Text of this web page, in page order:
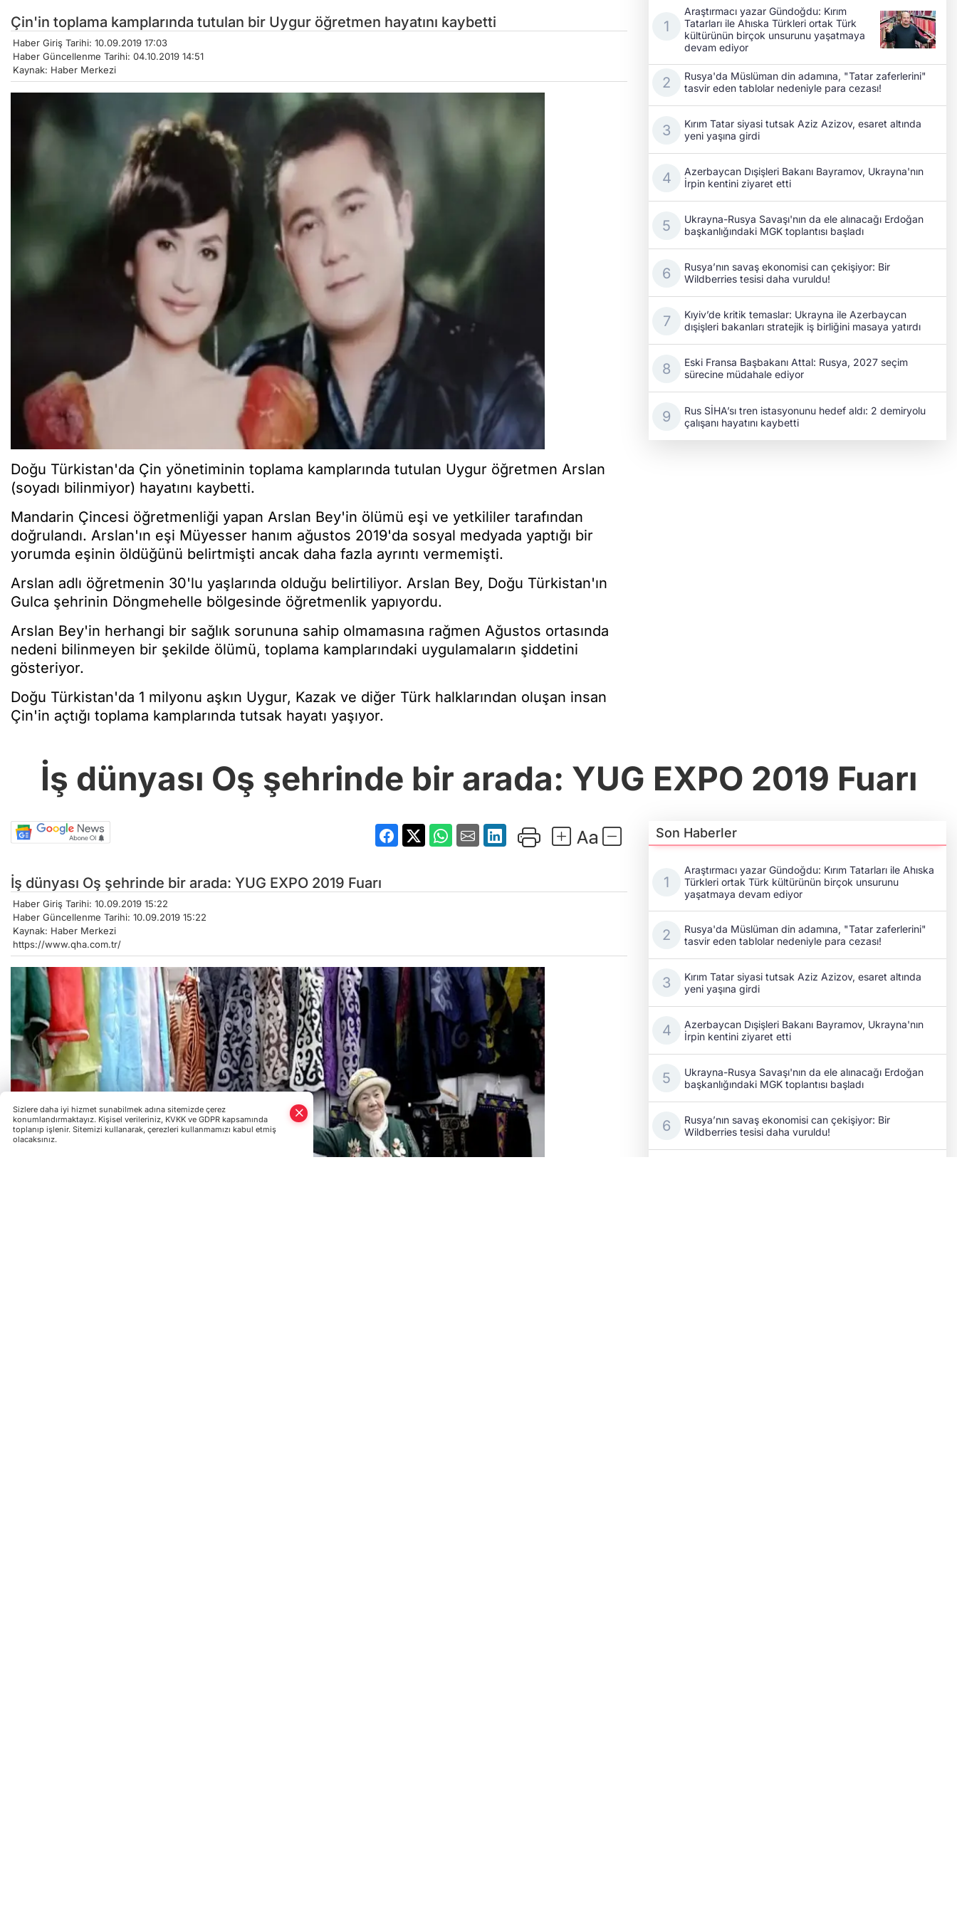
Çin'in toplama kamplarında tutulan bir Uygur öğretmen hayatını kaybetti
Haber Giriş Tarihi: 10.09.2019 17:03
Haber Güncellenme Tarihi: 04.10.2019 14:51
Kaynak: Haber Merkezi
Doğu Türkistan'da Çin yönetiminin toplama kamplarında tutulan Uygur öğretmen Arslan
(soyadı bilinmiyor) hayatını kaybetti.
Mandarin Çincesi öğretmenliği yapan Arslan Bey'in ölümü eşi ve yetkililer tarafından
doğrulandı. Arslan'ın eşi Müyesser hanım ağustos 2019'da sosyal medyada yaptığı bir
yorumda eşinin öldüğünü belirtmişti ancak daha fazla ayrıntı vermemişti.
Arslan adlı öğretmenin 30'lu yaşlarında olduğu belirtiliyor. Arslan Bey, Doğu Türkistan'ın
Gulca şehrinin Döngmehelle bölgesinde öğretmenlik yapıyordu.
Arslan Bey'in herhangi bir sağlık sorununa sahip olmamasına rağmen Ağustos ortasında
nedeni bilinmeyen bir şekilde ölümü, toplama kamplarındaki uygulamaların şiddetini
gösteriyor.
Doğu Türkistan'da 1 milyonu aşkın Uygur, Kazak ve diğer Türk halklarından oluşan insan
Çin'in açtığı toplama kamplarında tutsak hayatı yaşıyor.
Araştırmacı yazar Gündoğdu: Kırım
Tatarları ile Ahıska Türkleri ortak Türk
kültürünün birçok unsurunu yaşatmaya
devam ediyor
Rusya'da Müslüman din adamına, "Tatar zaferlerini"
tasvir eden tablolar nedeniyle para cezası!
Kırım Tatar siyasi tutsak Aziz Azizov, esaret altında
yeni yaşına girdi
Azerbaycan Dışişleri Bakanı Bayramov, Ukrayna'nın
İrpin kentini ziyaret etti
Ukrayna-Rusya Savaşı'nın da ele alınacağı Erdoğan
başkanlığındaki MGK toplantısı başladı
Rusya’nın savaş ekonomisi can çekişiyor: Bir
Wildberries tesisi daha vuruldu!
Kıyiv’de kritik temaslar: Ukrayna ile Azerbaycan
dışişleri bakanları stratejik iş birliğini masaya yatırdı
Eski Fransa Başbakanı Attal: Rusya, 2027 seçim
sürecine müdahale ediyor
Rus SİHA’sı tren istasyonunu hedef aldı: 2 demiryolu
çalışanı hayatını kaybetti
İş dünyası Oş şehrinde bir arada: YUG EXPO 2019 Fuarı
İş dünyası Oş şehrinde bir arada: YUG EXPO 2019 Fuarı
Haber Giriş Tarihi: 10.09.2019 15:22
Haber Güncellenme Tarihi: 10.09.2019 15:22
Kaynak: Haber Merkezi
https://www.qha.com.tr/
Son Haberler
Araştırmacı yazar Gündoğdu: Kırım Tatarları ile Ahıska
Türkleri ortak Türk kültürünün birçok unsurunu
yaşatmaya devam ediyor
Rusya'da Müslüman din adamına, "Tatar zaferlerini"
tasvir eden tablolar nedeniyle para cezası!
Kırım Tatar siyasi tutsak Aziz Azizov, esaret altında
yeni yaşına girdi
Azerbaycan Dışişleri Bakanı Bayramov, Ukrayna'nın
İrpin kentini ziyaret etti
Ukrayna-Rusya Savaşı'nın da ele alınacağı Erdoğan
başkanlığındaki MGK toplantısı başladı
Rusya’nın savaş ekonomisi can çekişiyor: Bir
Wildberries tesisi daha vuruldu!
Sizlere daha iyi hizmet sunabilmek adına sitemizde çerez
konumlandırmaktayız. Kişisel verileriniz, KVKK ve GDPR kapsamında
toplanıp işlenir. Sitemizi kullanarak, çerezleri kullanmamızı kabul etmiş
olacaksınız.